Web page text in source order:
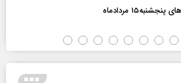
مردادماه